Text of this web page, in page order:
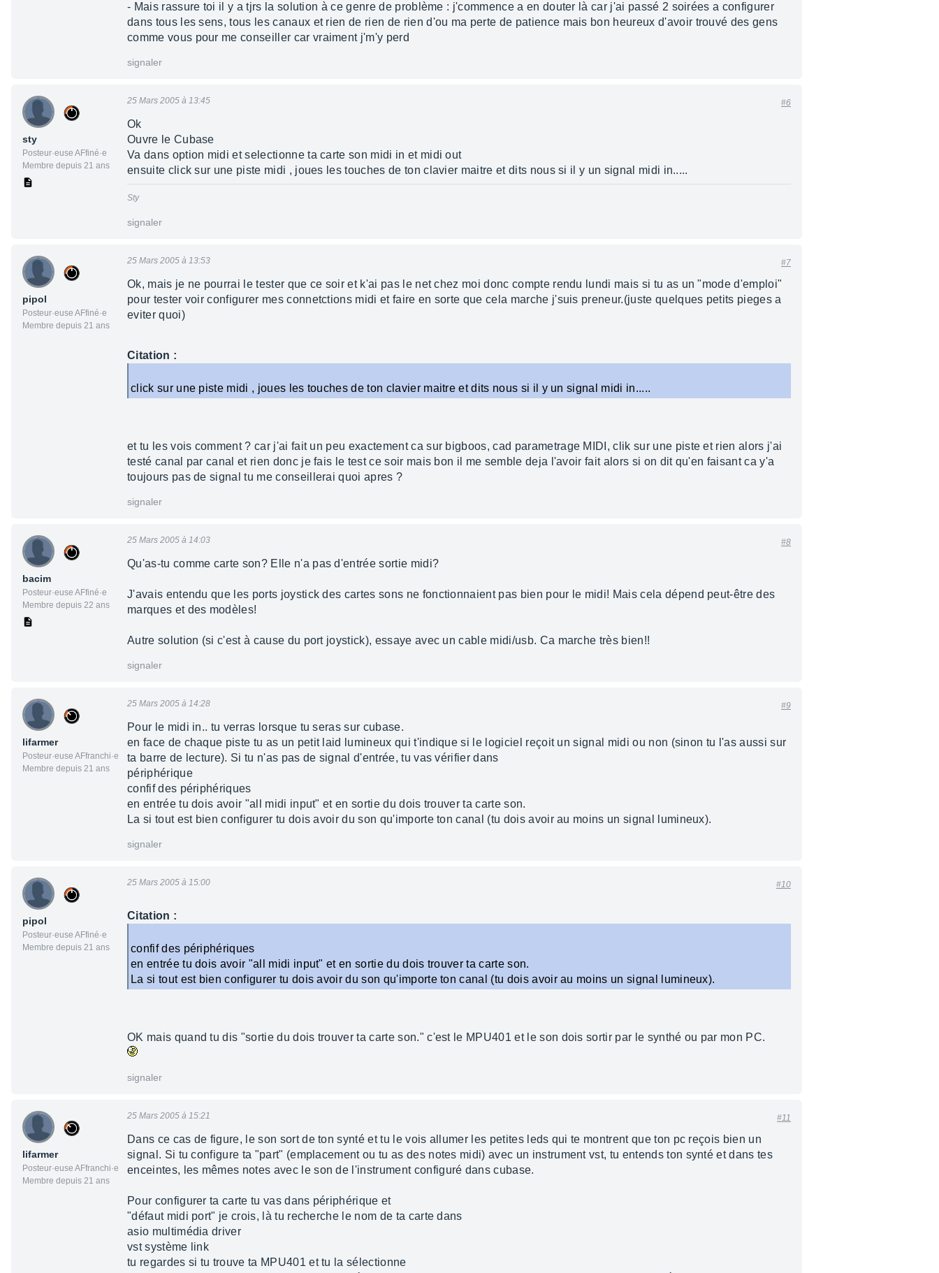
- Mais rassure toi il y a tjrs la solution à ce genre de problème : j'commence a en douter là car j'ai passé 2 soirées a configurer
dans tous les sens, tous les canaux et rien de rien de rien d'ou ma perte de patience mais bon heureux d'avoir trouvé des gens
comme vous pour me conseiller car vraiment j'm'y perd
signaler
sty
Posteur·euse AFfiné·e
Membre depuis 21 ans
25 Mars 2005 à 13:45 #6
Ok
Ouvre le Cubase
Va dans option midi et selectionne ta carte son midi in et midi out
ensuite click sur une piste midi , joues les touches de ton clavier maitre et dits nous si il y un signal midi in.....
Sty
signaler
pipol
Posteur·euse AFfiné·e
Membre depuis 21 ans
25 Mars 2005 à 13:53 #7
Ok, mais je ne pourrai le tester que ce soir et k'ai pas le net chez moi donc compte rendu lundi mais si tu as un "mode d'emploi"
pour tester voir configurer mes connetctions midi et faire en sorte que cela marche j'suis preneur.(juste quelques petits pieges a
eviter quoi)
Citation :
click sur une piste midi , joues les touches de ton clavier maitre et dits nous si il y un signal midi in.....
et tu les vois comment ? car j'ai fait un peu exactement ca sur bigboos, cad parametrage MIDI, clik sur une piste et rien alors j'ai
testé canal par canal et rien donc je fais le test ce soir mais bon il me semble deja l'avoir fait alors si on dit qu'en faisant ca y'a
toujours pas de signal tu me conseillerai quoi apres ?
signaler
bacim
Posteur·euse AFfiné·e
Membre depuis 22 ans
25 Mars 2005 à 14:03 #8
Qu'as-tu comme carte son? Elle n'a pas d'entrée sortie midi?
J'avais entendu que les ports joystick des cartes sons ne fonctionnaient pas bien pour le midi! Mais cela dépend peut-être des
marques et des modèles!
Autre solution (si c'est à cause du port joystick), essaye avec un cable midi/usb. Ca marche très bien!!
signaler
lifarmer
Posteur·euse AFfranchi·e
Membre depuis 21 ans
25 Mars 2005 à 14:28 #9
Pour le midi in.. tu verras lorsque tu seras sur cubase.
en face de chaque piste tu as un petit laid lumineux qui t'indique si le logiciel reçoit un signal midi ou non (sinon tu l'as aussi sur
ta barre de lecture). Si tu n'as pas de signal d'entrée, tu vas vérifier dans
périphérique
confif des périphériques
en entrée tu dois avoir "all midi input" et en sortie du dois trouver ta carte son.
La si tout est bien configurer tu dois avoir du son qu'importe ton canal (tu dois avoir au moins un signal lumineux).
signaler
pipol
Posteur·euse AFfiné·e
Membre depuis 21 ans
25 Mars 2005 à 15:00 #10
Citation :
confif des périphériques
en entrée tu dois avoir "all midi input" et en sortie du dois trouver ta carte son.
La si tout est bien configurer tu dois avoir du son qu'importe ton canal (tu dois avoir au moins un signal lumineux).
OK mais quand tu dis "sortie du dois trouver ta carte son." c'est le MPU401 et le son dois sortir par le synthé ou par mon PC.
signaler
lifarmer
Posteur·euse AFfranchi·e
Membre depuis 21 ans
25 Mars 2005 à 15:21 #11
Dans ce cas de figure, le son sort de ton synté et tu le vois allumer les petites leds qui te montrent que ton pc reçois bien un
signal. Si tu configure ta "part" (emplacement ou tu as des notes midi) avec un instrument vst, tu entends ton synté et dans tes
enceintes, les mêmes notes avec le son de l'instrument configuré dans cubase.
Pour configurer ta carte tu vas dans périphérique et
"défaut midi port" je crois, là tu recherche le nom de ta carte dans
asio multimédia driver
vst système link
tu regardes si tu trouve ta MPU401 et tu la sélectionne